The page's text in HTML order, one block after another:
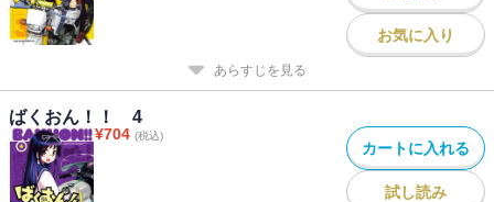
お気に入り
あらすじを見る
ばくおん！！ 4
¥704 (税込)
カートに入れる
試し読み